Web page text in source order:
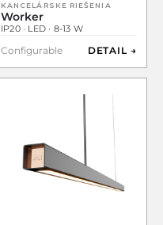
KANCELÁRSKE RIEŠENIA
Worker
IP20 · LED · 8-13 W
Configurable DETAIL →